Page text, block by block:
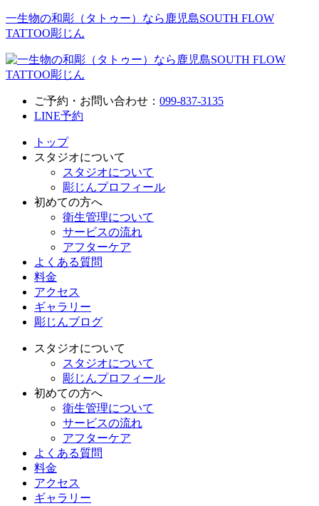
一生物の和彫（タトゥー）なら鹿児島SOUTH FLOW
TATTOO彫じん
ご予約・お問い合わせ： 099-837-3135
LINE予約
トップ
スタジオについて
スタジオについて
彫じんプロフィール
初めての方へ
衛生管理について
サービスの流れ
アフターケア
よくある質問
料金
アクセス
ギャラリー
彫じんブログ
スタジオについて
スタジオについて
彫じんプロフィール
初めての方へ
衛生管理について
サービスの流れ
アフターケア
よくある質問
料金
アクセス
ギャラリー